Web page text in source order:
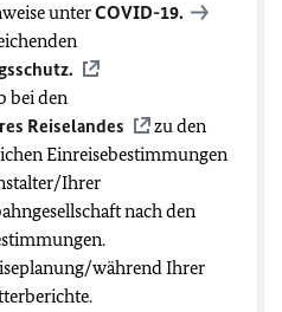
unterCOVID-19.
bei den
Reiselandes
zu den
Einreisebestimmungen
Ihrer
nach den
während Ihrer